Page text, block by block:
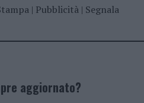
| Pubblicità| Segnala
aggiornato?